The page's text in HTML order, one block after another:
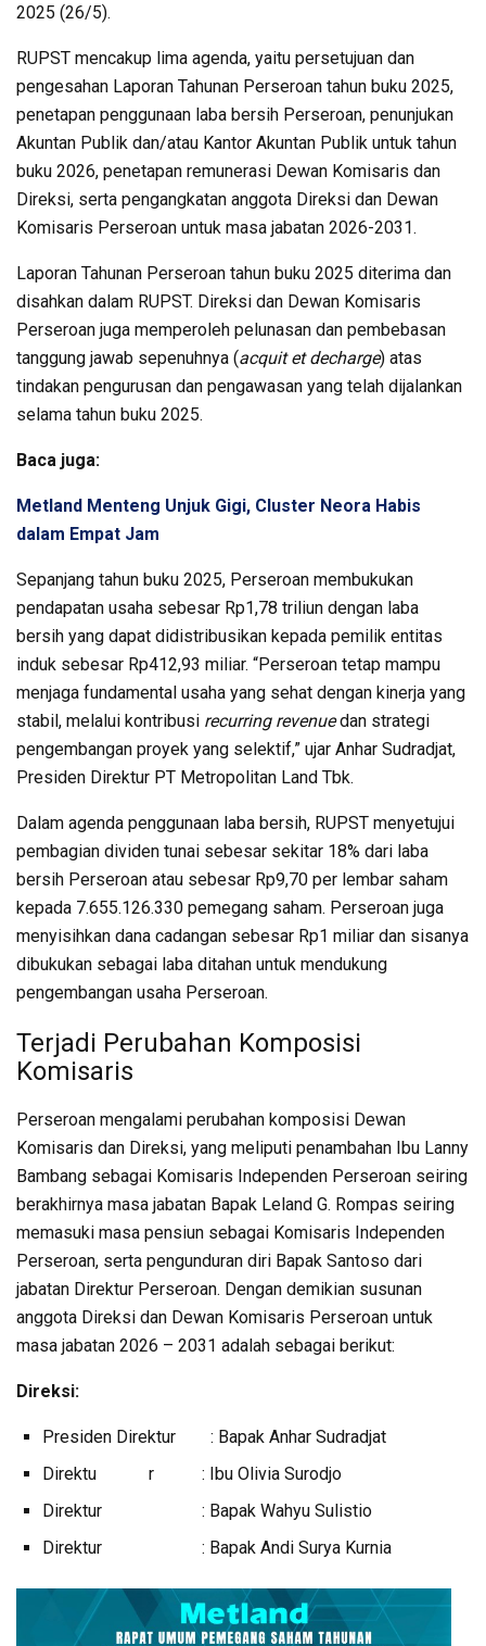
2025 (26/5).
RUPST mencakup lima agenda, yaitu persetujuan dan
pengesahan Laporan Tahunan Perseroan tahun buku 2025,
penetapan penggunaan laba bersih Perseroan, penunjukan
Akuntan Publik dan/atau Kantor Akuntan Publik untuk tahun
buku 2026, penetapan remunerasi Dewan Komisaris dan
Direksi, serta pengangkatan anggota Direksi dan Dewan
Komisaris Perseroan untuk masa jabatan 2026-2031.
Laporan Tahunan Perseroan tahun buku 2025 diterima dan
disahkan dalam RUPST. Direksi dan Dewan Komisaris
Perseroan juga memperoleh pelunasan dan pembebasan
tanggung jawab sepenuhnya (acquit et decharge) atas
tindakan pengurusan dan pengawasan yang telah dijalankan
selama tahun buku 2025.
Baca juga:
Metland Menteng Unjuk Gigi, Cluster Neora Habis
dalam Empat Jam
Sepanjang tahun buku 2025, Perseroan membukukan
pendapatan usaha sebesar Rp1,78 triliun dengan laba
bersih yang dapat didistribusikan kepada pemilik entitas
induk sebesar Rp412,93 miliar. “Perseroan tetap mampu
menjaga fundamental usaha yang sehat dengan kinerja yang
stabil, melalui kontribusi recurring revenuedan strategi
pengembangan proyek yang selektif,” ujar Anhar Sudradjat,
Presiden Direktur PT Metropolitan Land Tbk.
Dalam agenda penggunaan laba bersih, RUPST menyetujui
pembagian dividen tunai sebesar sekitar 18% dari laba
bersih Perseroan atau sebesar Rp9,70 per lembar saham
kepada 7.655.126.330 pemegang saham. Perseroan juga
menyisihkan dana cadangan sebesar Rp1 miliar dan sisanya
dibukukan sebagai laba ditahan untuk mendukung
pengembangan usaha Perseroan.
Terjadi Perubahan Komposisi
Komisaris
Perseroan mengalami perubahan komposisi Dewan
Komisaris dan Direksi, yang meliputi penambahan Ibu Lanny
Bambang sebagai Komisaris Independen Perseroan seiring
berakhirnya masa jabatan Bapak Leland G. Rompas seiring
memasuki masa pensiun sebagai Komisaris Independen
Perseroan, serta pengunduran diri Bapak Santoso dari
jabatan Direktur Perseroan. Dengan demikian susunan
anggota Direksi dan Dewan Komisaris Perseroan untuk
masa jabatan 2026 – 2031 adalah sebagai berikut:
Direksi:
Presiden Direktur : Bapak Anhar Sudradjat
Direktu r : Ibu Olivia Surodjo
Direktur : Bapak Wahyu Sulistio
Direktur : Bapak Andi Surya Kurnia